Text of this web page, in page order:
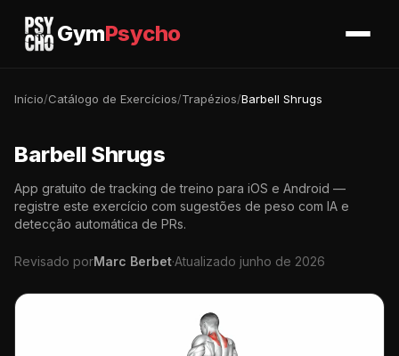
GymPsycho
Início/Catálogo de Exercícios/Trapézios/Barbell Shrugs
Barbell Shrugs
App gratuito de tracking de treino para iOS e Android —
registre este exercício com sugestões de peso com IA e
detecção automática de PRs.
Revisado porMarc Berbet·Atualizado junho de 2026